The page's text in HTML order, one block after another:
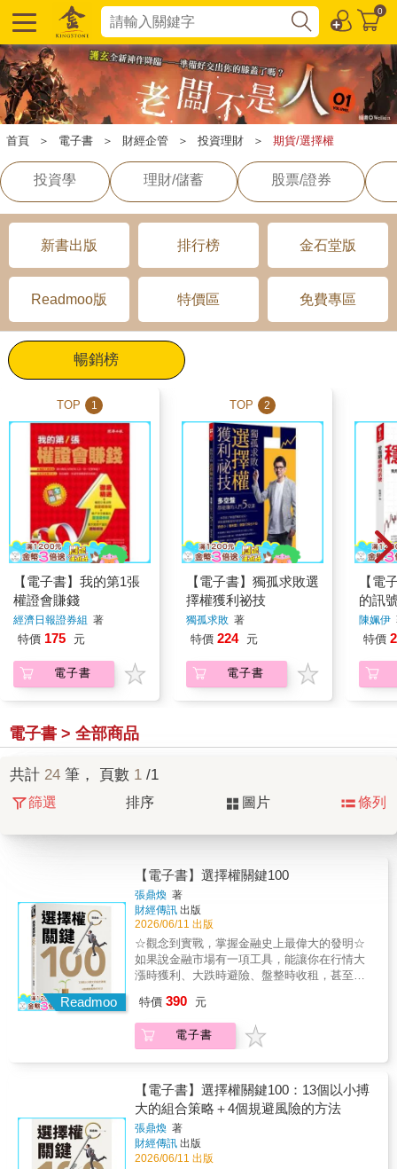
0
首頁 ＞ 電子書 ＞ 財經企管 ＞ 投資理財 ＞ 期貨/選擇權
投資學 理財/儲蓄 股票/證券
新書出版 排行榜 金石堂版
Readmoo版 特價區 免費專區
暢銷榜
TOP 1
【電子書】我的第1張
權證會賺錢
經濟日報證券組 著
特價 175 元
電子書
TOP 2
【電子書】獨孤求敗選
擇權獲利祕技
獨孤求敗 著
特價 224 元
電子書
【電
的訊
陳姵伊
特價
電子書 > 全部商品
共計 24 筆， 頁數 1 /1
篩選 排序 圖片 條列
Readmoo
【電子書】選擇權關鍵100
張鼎煥 著
財經傳訊 出版
2026/06/11 出版
☆觀念到實戰，掌握金融史上最偉大的發明☆
如果說金融市場有一項工具，能讓你在行情大
漲時獲利、大跌時避險、盤整時收租，甚至用
了解它嗎？這就是選擇權——被譽為「金融史
上最偉大的發明」。《選擇權關鍵100》是一本
專為華人投資者撰寫的選擇權入門與進階指
週選如何佈局」，再到學術與應用層面的「波
動率指數」、「認購售權證」、「實質選擇
權」，涵蓋了選擇權投資人所需知道的全部核
心知識。
特價 390 元
電子書
【電子書】選擇權關鍵100：13個以小搏
大的組合策略＋4個規避風險的方法
張鼎煥 著
財經傳訊 出版
2026/06/11 出版